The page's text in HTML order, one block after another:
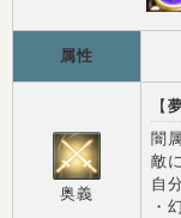
属性
奥義
【
闇
敵
自
・